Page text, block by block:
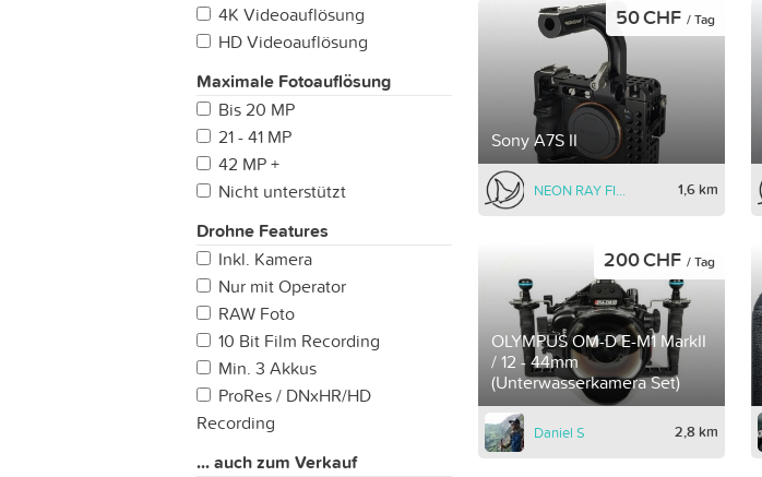
4K Videoauflösung
HD Videoauflösung
Maximale Fotoauflösung
Bis 20 MP
21 - 41 MP
42 MP +
Nicht unterstützt
Drohne Features
Inkl. Kamera
Nur mit Operator
RAW Foto
10 Bit Film Recording
Min. 3 Akkus
ProRes / DNxHR/HD
Recording
... auch zum Verkauf
Sony A7S II
50 CHF / Tag
1,6 km
OLYMPUS OM-D E-M1 MarkII
/ 12 - 44mm
(Unterwasserkamera Set)
200 CHF / Tag
Daniel S 2,8 km